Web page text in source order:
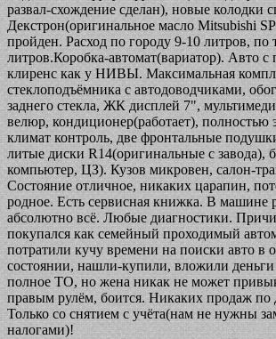
развал-схождение сделан), новые колодки
Декстрон(оригинальное масло Mitsubishi
пройден. Расход по городу 9-10 литров, по
литров.Коробка-автомат(вариатор). Авто
клиренс как у НИВЫ. Максимальная
стеклоподъёмника с автодоводчиками,
заднего стекла, ЖК дисплей 7",
велюр, кондиционер(работает), полностью
климат контроль, две фронтальные
литые диски R14(оригинальные с завода),
компьютер, ЦЗ). Кузов микровен, салон-
Состояние отличное, никаких царапин,
родное. Есть сервисная книжка. В машине
абсолютно всё. Любые диагностики.
покупался как семейный проходимый
потратили кучу времени на поиски авто в
состоянии, нашли-купили, вложили деньги
полное ТО, но жена никак не может
правым рулём, боится. Никаких продаж по
Только со снятием с учёта(нам не нужны
налогами)!